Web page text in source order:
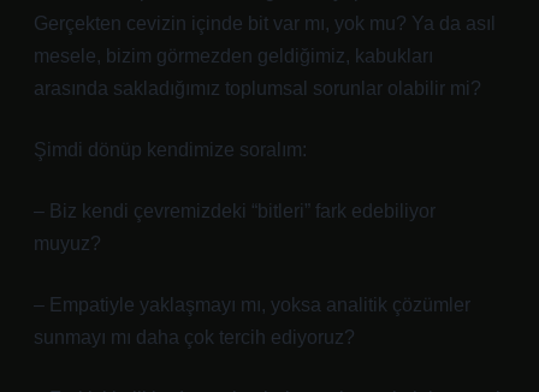
Gerçekten cevizin içinde bit var mı, yok mu? Ya da asıl
mesele, bizim görmezden geldiğimiz, kabukları
arasında sakladığımız toplumsal sorunlar olabilir mi?
Şimdi dönüp kendimize soralım:
– Biz kendi çevremizdeki “bitleri” fark edebiliyor
muyuz?
– Empatiyle yaklaşmayı mı, yoksa analitik çözümler
sunmayı mı daha çok tercih ediyoruz?